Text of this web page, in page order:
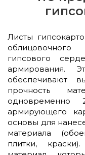
Листы
гипсового
армирования.
обеспечивают
прочность
одновременно
армирующего
основы для
материала
плитки,